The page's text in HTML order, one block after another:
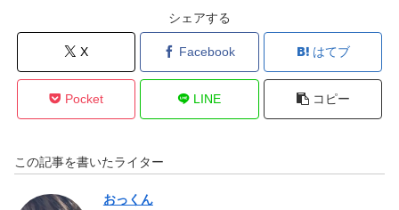
シェアする
X Facebook はてブ
Pocket LINE コピー
この記事を書いたライター
おっくん